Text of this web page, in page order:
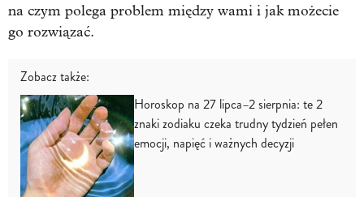
na czym polega problem między wami i jak możecie
go rozwiązać.
Zobacz także:
Horoskop na 27 lipca–2 sierpnia: te 2
znaki zodiaku czeka trudny tydzień pełen
emocji, napięć i ważnych decyzji